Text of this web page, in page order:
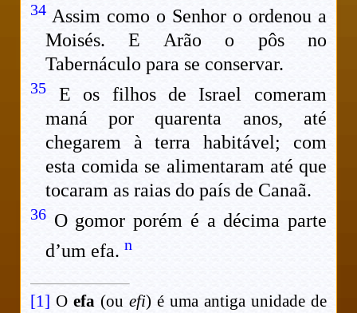
34 Assim como o Senhor o ordenou a
Moisés. E Arão o pôs no
Tabernáculo para se conservar.
35
E os filhos de Israel comeram
maná por quarenta anos, até
chegarem à terra habitável; com
esta comida se alimentaram até que
tocaram as raias do país de Canaã.
36 O gomor porém é a décima parte
d’um efa.n
[1] Oefa (ouefi) é uma antiga unidade de